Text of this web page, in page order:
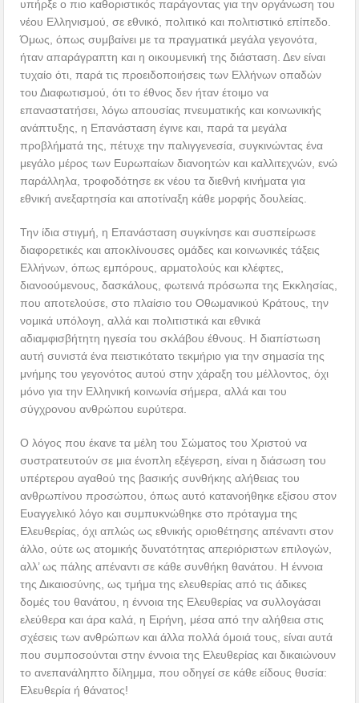
υπήρξε ο πιο καθοριστικός παράγοντας για την οργάνωση του
νέου Ελληνισμού, σε εθνικό, πολιτικό και πολιτιστικό επίπεδο.
Όμως, όπως συμβαίνει με τα πραγματικά μεγάλα γεγονότα,
ήταν απαράγραπτη και η οικουμενική της διάσταση. Δεν είναι
τυχαίο ότι, παρά τις προειδοποιήσεις των Ελλήνων οπαδών
του Διαφωτισμού, ότι το έθνος δεν ήταν έτοιμο να
επαναστατήσει, λόγω απουσίας πνευματικής και κοινωνικής
ανάπτυξης, η Επανάσταση έγινε και, παρά τα μεγάλα
προβλήματά της, πέτυχε την παλιγγενεσία, συγκινώντας ένα
μεγάλο μέρος των Ευρωπαίων διανοητών και καλλιτεχνών, ενώ
παράλληλα, τροφοδότησε εκ νέου τα διεθνή κινήματα για
εθνική ανεξαρτησία και αποτίναξη κάθε μορφής δουλείας.
Την ίδια στιγμή, η Επανάσταση συγκίνησε και συσπείρωσε
διαφορετικές και αποκλίνουσες ομάδες και κοινωνικές τάξεις
Ελλήνων, όπως εμπόρους, αρματολούς και κλέφτες,
διανοούμενους, δασκάλους, φωτεινά πρόσωπα της Εκκλησίας,
που αποτελούσε, στο πλαίσιο του Οθωμανικού Κράτους, την
νομικά υπόλογη, αλλά και πολιτιστικά και εθνικά
αδιαμφισβήτητη ηγεσία του σκλάβου έθνους. Η διαπίστωση
αυτή συνιστά ένα πειστικότατο τεκμήριο για την σημασία της
μνήμης του γεγονότος αυτού στην χάραξη του μέλλοντος, όχι
μόνο για την Ελληνική κοινωνία σήμερα, αλλά και του
σύγχρονου ανθρώπου ευρύτερα.
Ο λόγος που έκανε τα μέλη του Σώματος του Χριστού να
συστρατευτούν σε μια ένοπλη εξέγερση, είναι η διάσωση του
υπέρτερου αγαθού της βασικής συνθήκης αλήθειας του
ανθρωπίνου προσώπου, όπως αυτό κατανοήθηκε εξίσου στον
Ευαγγελικό λόγο και συμπυκνώθηκε στο πρόταγμα της
Ελευθερίας, όχι απλώς ως εθνικής οριοθέτησης απέναντι στον
άλλο, ούτε ως ατομικής δυνατότητας απεριόριστων επιλογών,
αλλ’ ως πάλης απέναντι σε κάθε συνθήκη θανάτου. Η έννοια
της Δικαιοσύνης, ως τμήμα της ελευθερίας από τις άδικες
δομές του θανάτου, η έννοια της Ελευθερίας να συλλογάσαι
ελεύθερα και άρα καλά, η Ειρήνη, μέσα από την αλήθεια στις
σχέσεις των ανθρώπων και άλλα πολλά όμοιά τους, είναι αυτά
που συμποσούνται στην έννοια της Ελευθερίας και δικαιώνουν
το ανεπανάληπτο δίλημμα, που οδηγεί σε κάθε είδους θυσία:
Ελευθερία ή θάνατος!